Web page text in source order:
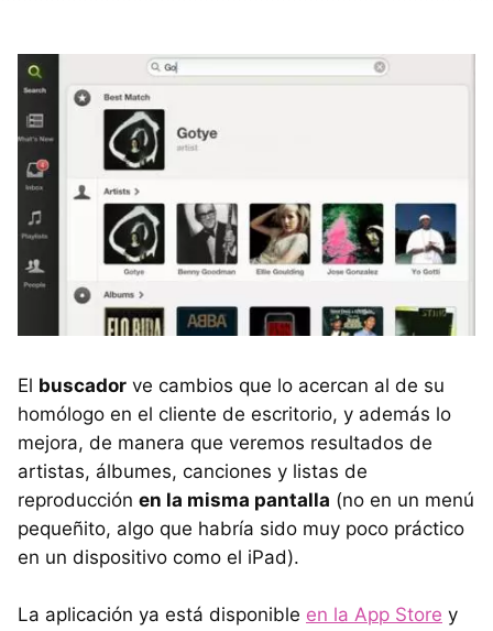
El buscador ve cambios que lo acercan al de su
homólogo en el cliente de escritorio, y además lo
mejora, de manera que veremos resultados de
artistas, álbumes, canciones y listas de
reproducción en la misma pantalla (no en un menú
pequeñito, algo que habría sido muy poco práctico
en un dispositivo como el iPad).
La aplicación ya está disponible en la App Store y